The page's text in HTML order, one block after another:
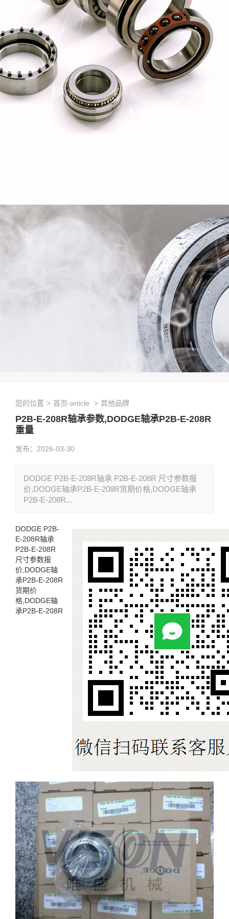
您的位置 > 首页-article > 其他品牌
P2B-E-208R轴承参数,DODGE轴承P2B-E-208R
重量
发布：2026-03-30
DODGE P2B-E-208R轴承 P2B-E-208R 尺寸参数报
价,DODGE轴承P2B-E-208R货期价格,DODGE轴承
P2B-E-208R...
DODGE P2B-
E-208R轴承
P2B-E-208R
尺寸参数报
价,DODGE轴
承P2B-E-208R
货期价
格,DODGE轴
承P2B-E-208R